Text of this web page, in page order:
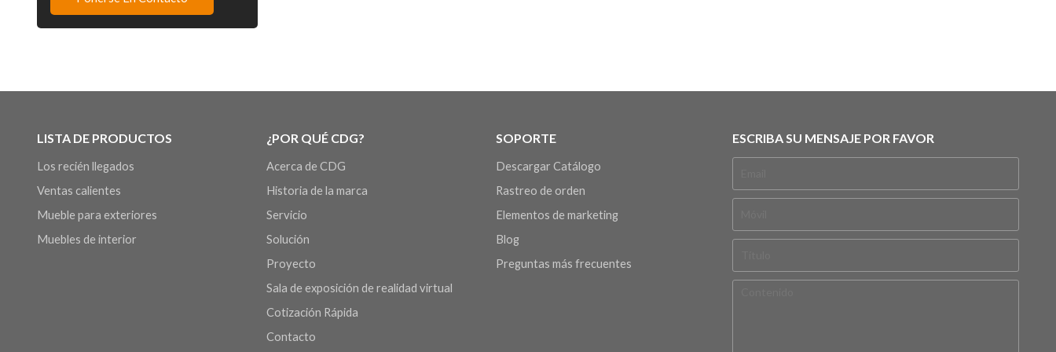
LISTA DE PRODUCTOS
Los recién llegados
Ventas calientes
Mueble para exteriores
Muebles de interior
¿POR QUÉ CDG?
Acerca de CDG
Historia de la marca
Servicio
Solución
Proyecto
Sala de exposición de realidad virtual
Cotización Rápida
Contacto
SOPORTE
Descargar Catálogo
Rastreo de orden
Elementos de marketing
Blog
Preguntas más frecuentes
ESCRIBA SU MENSAJE POR FAVOR